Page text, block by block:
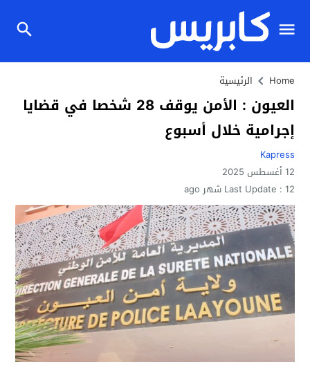
Home الرئيسية
العيون : الأمن يوقف 28 شخصا في قضايا
إجرامية خلال أسبوع
Kapress
12 أغسطس 2025
Last Update : 12 شهر ago